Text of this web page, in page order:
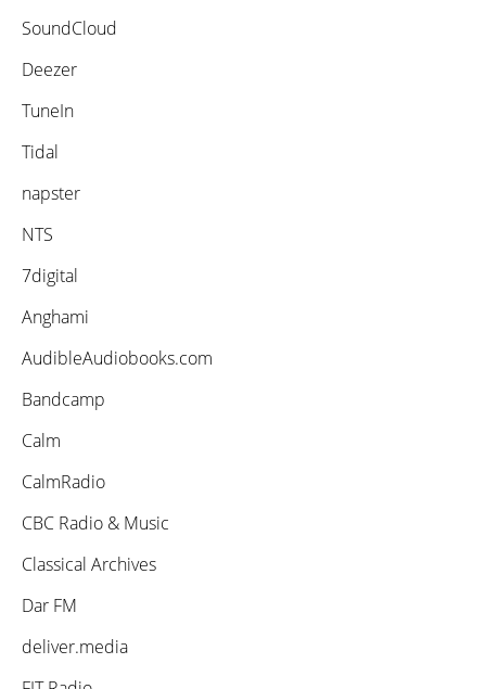
SoundCloud
Deezer
TuneIn
Tidal
napster
NTS
7digital
Anghami
AudibleAudiobooks.com
Bandcamp
Calm
CalmRadio
CBC Radio & Music
Classical Archives
Dar FM
deliver.media